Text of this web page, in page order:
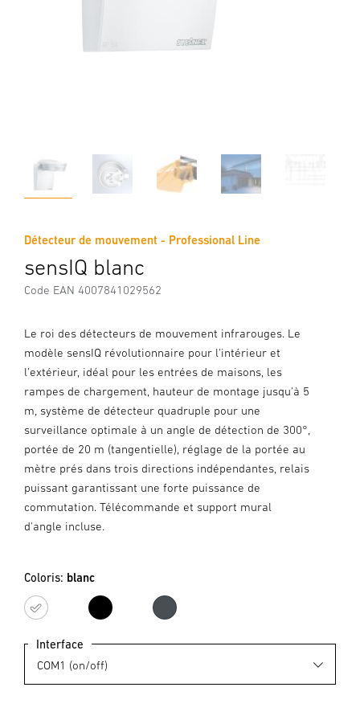
Détecteur de mouvement - Professional Line
sensIQ blanc
Code EAN 4007841029562
Le roi des détecteurs de mouvement infrarouges. Le
modèle sensIQ révolutionnaire pour l'intérieur et
l'extérieur, idéal pour les entrées de maisons, les
rampes de chargement, hauteur de montage jusqu'à 5
m, système de détecteur quadruple pour une
surveillance optimale à un angle de détection de 300°,
portée de 20 m (tangentielle), réglage de la portée au
mètre prés dans trois directions indépendantes, relais
puissant garantissant une forte puissance de
commutation. Télécommande et support mural
d'angle incluse.
Coloris: blanc
blanc noir anthracite
Interface